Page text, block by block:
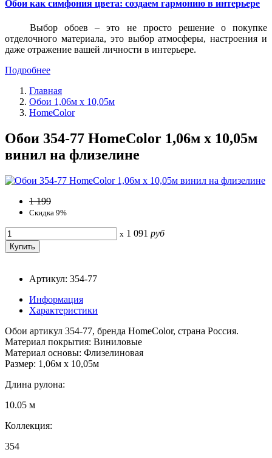
Обои как симфония цвета: создаем гармонию в интерьере
Выбор обоев – это не просто решение о покупке
отделочного материала, это выбор атмосферы, настроения и
даже отражение вашей личности в интерьере.
Подробнее
Главная
Обои 1,06м х 10,05м
HomeColor
Обои 354-77 HomeColor 1,06м х 10,05м
винил на флизелине
1 199
Скидка 9%
x 1 091 руб
Артикул: 354-77
Информация
Характеристики
Обои артикул 354-77, бренда HomeColor, страна Россия.
Материал покрытия: Виниловые
Материал основы: Флизелиновая
Размер: 1,06м х 10,05м
Длина рулона:
10.05 м
Коллекция:
354